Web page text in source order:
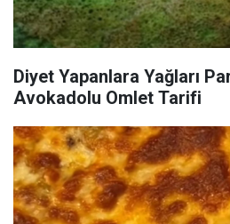
Diyet Yapanlara Yağları
Avokadolu Omlet Tarifi